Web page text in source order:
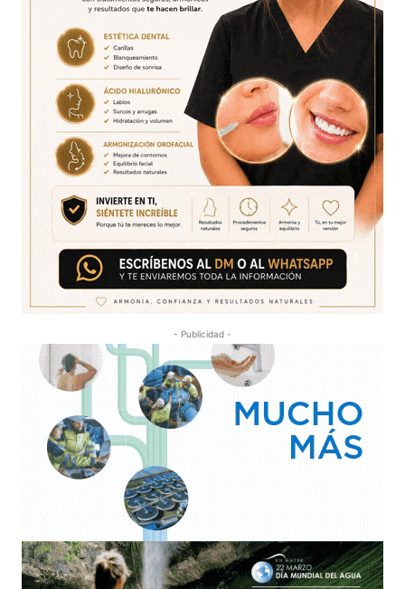
- Publicidad -